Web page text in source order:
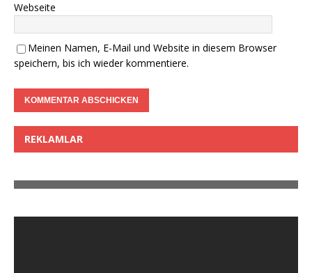
Webseite
Meinen Namen, E-Mail und Website in diesem Browser
speichern, bis ich wieder kommentiere.
REKLAMLAR